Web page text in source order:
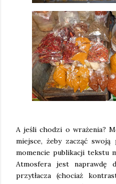
A jeśli chodzi o wrażenia?
miejsce, żeby zacząć
momencie publikacji tekstu
Atmosfera jest naprawdę
przytłacza (chociaż